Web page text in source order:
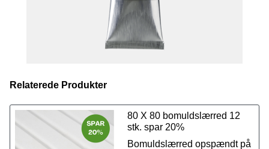
Relaterede Produkter
80 X 80 bomuldslærred 12
stk. spar 20%
Bomuldslærred opspændt på